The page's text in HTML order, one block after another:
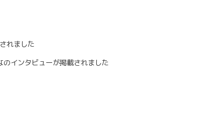
れました
のインタビューが掲載されました